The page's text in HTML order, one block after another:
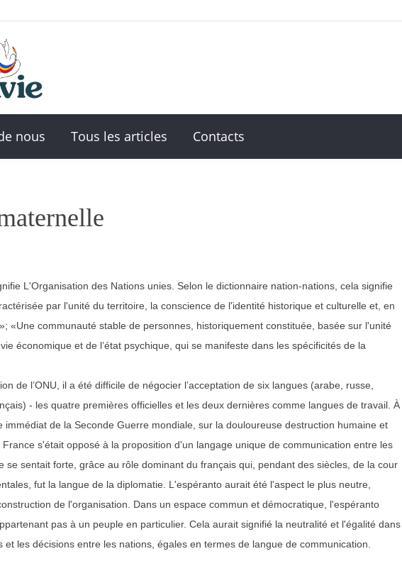
nous Tous les articles Contacts
L'Organisation des Nations unies. Selon le dictionnaire nation-nations, cela signifie
par l'unité du territoire, la conscience de l'identité historique et culturelle et, en
«Une communauté stable de personnes, historiquement constituée, basée sur l'unité
économique et de l’état psychique, qui se manifeste dans les spécificités de la
de l’ONU, il a été difficile de négocier l’acceptation de six langues (arabe, russe,
- les quatre premières officielles et les deux dernières comme langues de travail. À
immédiat de la Seconde Guerre mondiale, sur la douloureuse destruction humaine et
s'était opposé à la proposition d'un langage unique de communication entre les
se sentait forte, grâce au rôle dominant du français qui, pendant des siècles, de la cour
fut la langue de la diplomatie. L'espéranto aurait été l'aspect le plus neutre,
de l'organisation. Dans un espace commun et démocratique, l'espéranto
pas à un peuple en particulier. Cela aurait signifié la neutralité et l'égalité dans
et les décisions entre les nations, égales en termes de langue de communication.